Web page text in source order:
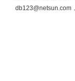
db123@netsun.com